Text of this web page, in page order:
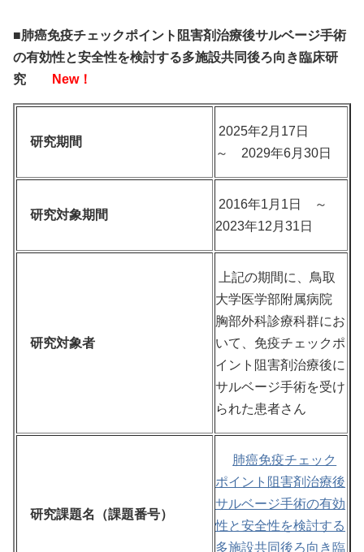
■肺癌免疫チェックポイント阻害剤治療後サルベージ手術
の有効性と安全性を検討する多施設共同後ろ向き臨床研
究
New！
研究期間
2025年2月17日
～ 2029年6月30日
研究対象期間
2016年1月1日 ～
2023年12月31日
研究対象者
上記の期間に、鳥取
大学医学部附属病院
胸部外科診療科群にお
いて、免疫チェックポ
イント阻害剤治療後に
サルベージ手術を受け
られた患者さん
研究課題名（課題番号）
肺癌免疫チェック
ポイント阻害剤治療後
サルベージ手術の有効
性と安全性を検討する
多施設共同後ろ向き臨